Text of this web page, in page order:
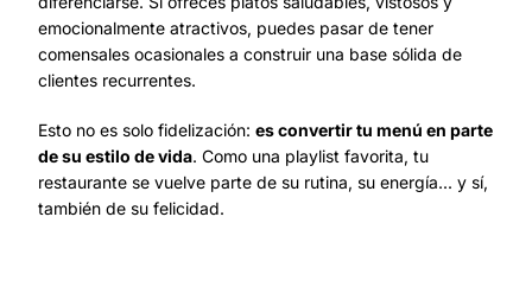
emocionalmente atractivos, puedes pasar de tener
comensales ocasionales a construir una base sólida de
clientes recurrentes.
Esto no es solo fidelización: es convertir tu menú en parte
de su estilo de vida. Como una playlist favorita, tu
restaurante se vuelve parte de su rutina, su energía... y sí,
también de su felicidad.